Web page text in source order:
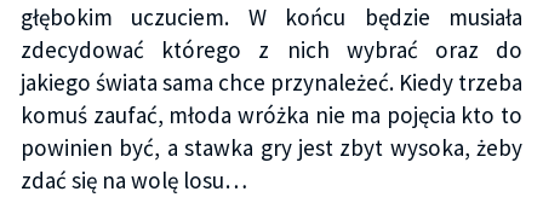
głębokim uczuciem. W końcu będzie musiała
zdecydować którego z nich wybrać oraz do
jakiego świata sama chce przynależeć. Kiedy trzeba
komuś zaufać, młoda wróżka nie ma pojęcia kto to
powinien być, a stawka gry jest zbyt wysoka, żeby
zdać się na wolę losu…